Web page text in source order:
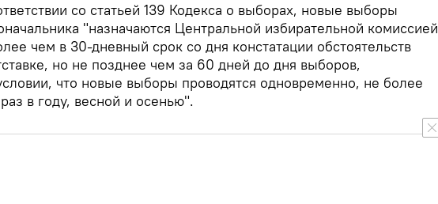
со статьей 139 Кодекса о выборах, новые выборы
"назначаются Центральной избирательной комиссией
чем в 30-дневный срок со дня констатации обстоятельств
но не позднее чем за 60 дней до дня выборов,
что новые выборы проводятся одновременно, не более
в году, весной и осенью".